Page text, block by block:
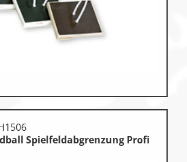
Sportspielgeräte,
Psychomotorik
Technische Dokumentation
Training, Vereinsbedarf
Spielfeldabgrenzung Profi